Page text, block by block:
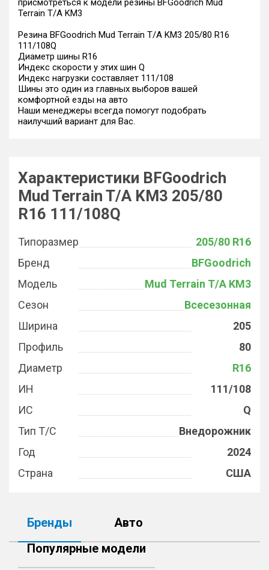
присмотреться к модели резины BFGoodrich Mud
Terrain T/A KM3
Резина BFGoodrich Mud Terrain T/A KM3 205/80 R16
111/108Q
Диаметр шины R16
Индекс скорости у этих шин Q
Индекс нагрузки составляет 111/108
Шины это один из главных выборов вашей
комфортной езды на авто
Наши менеджеры всегда помогут подобрать
наилучший вариант для Вас.
Характеристики BFGoodrich
Mud Terrain T/A KM3 205/80
R16 111/108Q
Типоразмер
205/80 R16
Бренд
BFGoodrich
Модель
Mud Terrain T/A KM3
Сезон
Всесезонная
Ширина
205
Профиль
80
Диаметр
R16
ИН
111/108
ИС
Q
Тип Т/С
Внедорожник
Год
2024
Страна
США
Бренды
Авто
Популярные модели